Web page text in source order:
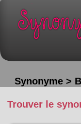
Synonyme >
Trouver le